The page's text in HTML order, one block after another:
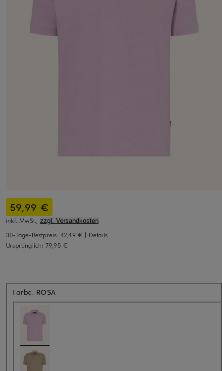
59,99 €
inkl. MwSt., zzgl. Versandkosten
30-Tage-Bestpreis: 42,49 € | Details
Ursprünglich: 79,95 €
Farbe: ROSA